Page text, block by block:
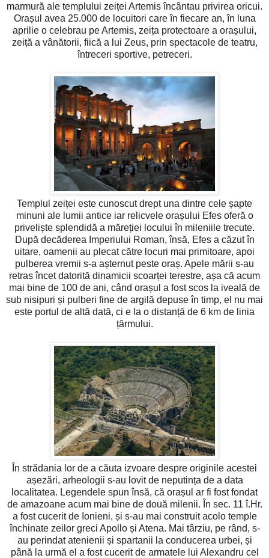
marmură ale templului zeiței Artemis încântau privirea oricui.
Orașul avea 25.000 de locuitori care în fiecare an, în luna
aprilie o celebrau pe Artemis, zeița protectoare a orașului,
zeiță a vânătorii, fiică a lui Zeus, prin spectacole de teatru,
întreceri sportive, petreceri.
Templul zeiței este cunoscut drept una dintre cele șapte
minuni ale lumii antice iar relicvele orașului Efes oferă o
priveliște splendidă a măreției locului în mileniile trecute.
După decăderea Imperiului Roman, însă, Efes a căzut în
uitare, oamenii au plecat către locuri mai primitoare, apoi
pulberea vremii s-a așternut peste oraș. Apele mării s-au
retras încet datorită dinamicii scoarței terestre, așa că acum
mai bine de 100 de ani, când orașul a fost scos la iveală de
sub nisipuri și pulberi fine de argilă depuse în timp, el nu mai
este portul de altă dată, ci e la o distanță de 6 km de linia
țărmului.
În strădania lor de a căuta izvoare despre originile acestei
așezări, arheologii s-au lovit de neputința de a data
localitatea. Legendele spun însă, că orașul ar fi fost fondat
de amazoane acum mai bine de două milenii. În sec. 11 î.Hr.
a fost cucerit de Ionieni, și s-au mai construit acolo temple
închinate zeilor greci Apollo și Atena. Mai târziu, pe rând, s-
au perindat atenienii și spartanii la conducerea urbei, și
până la urmă el a fost cucerit de armatele lui Alexandru cel